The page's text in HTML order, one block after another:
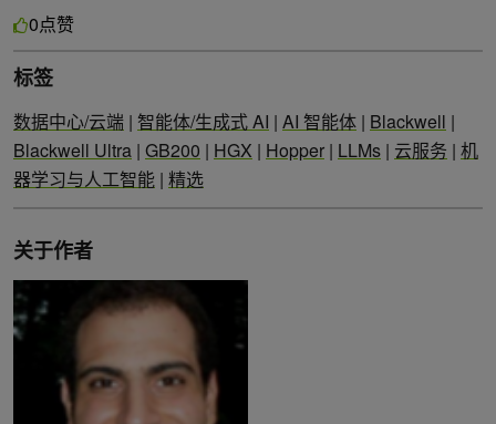
0点赞
标签
数据中心/云端 | 智能体/生成式 AI | AI 智能体 | Blackwell |
Blackwell Ultra | GB200 | HGX | Hopper | LLMs | 云服务 | 机
器学习与人工智能 | 精选
关于作者